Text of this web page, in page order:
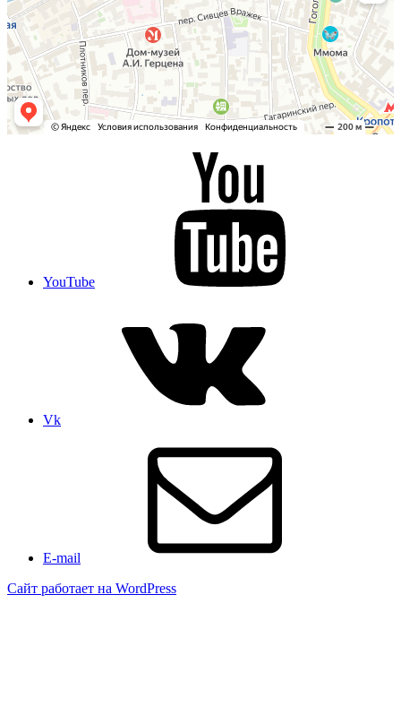
YouTube
Vk
E-mail
Сайт работает на WordPress